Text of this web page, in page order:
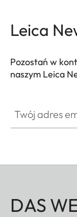
Leica
Pozostań w
naszym Leica
DAS